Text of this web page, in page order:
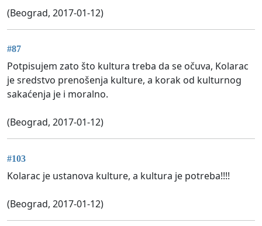
(Beograd, 2017-01-12)
#87
Potpisujem zato što kultura treba da se očuva, Kolarac
je sredstvo prenošenja kulture, a korak od kulturnog
sakaćenja je i moralno.
(Beograd, 2017-01-12)
#103
Kolarac je ustanova kulture, a kultura je potreba!!!!
(Beograd, 2017-01-12)